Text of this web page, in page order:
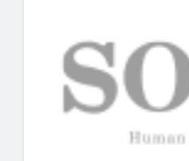
INICIO
EMPRESAS
GUÍA DE COMPRA